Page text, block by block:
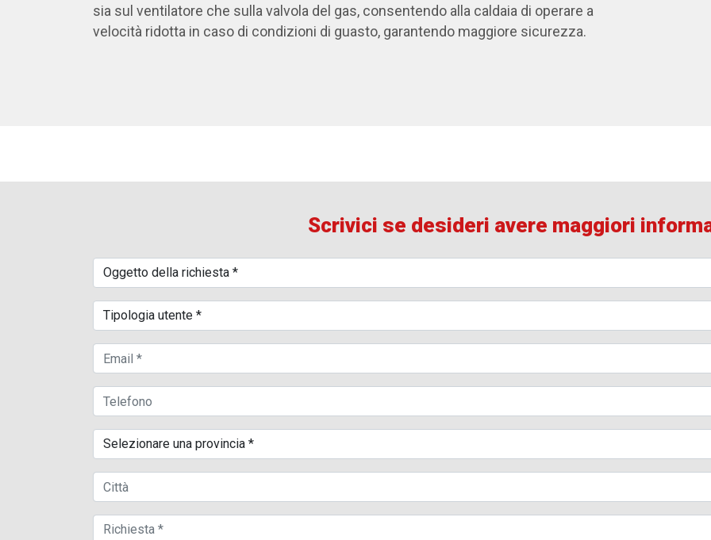
sia sul ventilatore che sulla valvola del gas, consentendo alla caldaia di operare a
velocità ridotta in caso di condizioni di guasto, garantendo maggiore sicurezza.
Scrivici se desideri avere maggiori